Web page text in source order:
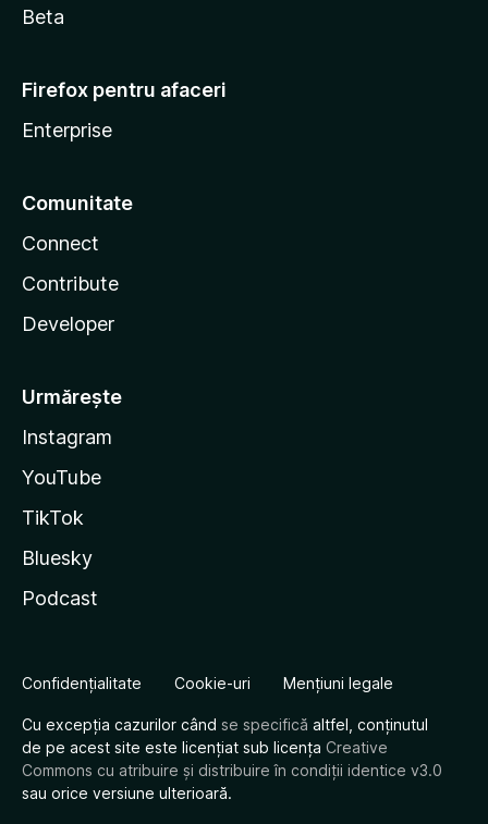
Beta
Firefox pentru afaceri
Enterprise
Comunitate
Connect
Contribute
Developer
Urmărește
Instagram
YouTube
TikTok
Bluesky
Podcast
Confidențialitate Cookie-uri Mențiuni legale
Cu excepția cazurilor când se specifică altfel, conținutul
de pe acest site este licențiat sub licența Creative
Commons cu atribuire și distribuire în condiții identice v3.0
sau orice versiune ulterioară.